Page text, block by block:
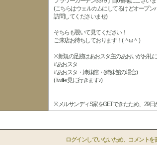
(こちらはウェルカムにしてるけどオープ
訪問してくださいませ)
そちらも覗いて見てください！
ご来店お待ちしております！( ＾ω＾ )
※新規の足跡はあおスタ主のあおいがお礼
#あおスタ
#あおスタ・姉妹館・(姉妹館の場合)
(Twitter見に行きます♪)
※メルサンディS家をGETできたため、29
ログインしていないため、コメントを